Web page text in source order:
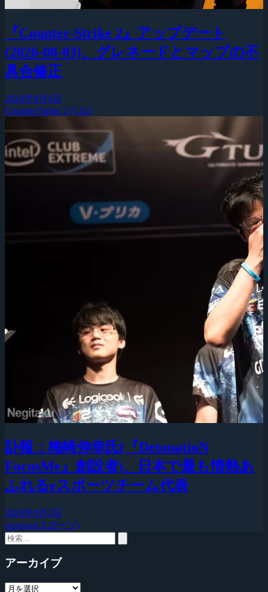
『Counter-Strike 2』アップデート
(2026-08-03)、グレネードとマップの不
具合修正
2026年8月4日
Counter-Strike 2 (CS2)
訃報：梅崎伸幸氏(『DetonatioN
FocusMe』創設者)、日本で最も情熱あ
ふれるeスポーツチーム代表
2026年8月3日
esports(eスポーツ)
アーカイブ